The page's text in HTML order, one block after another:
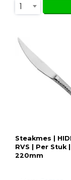
1
Steakmes |
RVS | Per Stuk
220mm